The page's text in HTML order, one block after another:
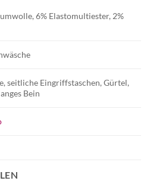
6% Elastomultiester, 2%
seitliche Eingriffstaschen, Gürtel,
Bein